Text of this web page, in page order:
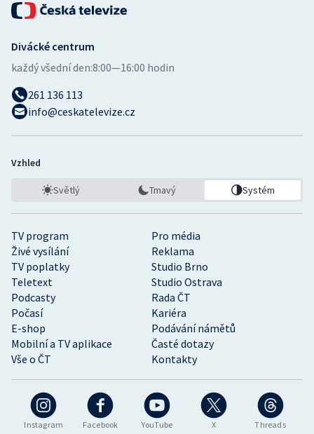
Instagram Facebook YouTube X Threads
TV program
Pro média
Živé vysílání
Reklama
TV poplatky
Studio Brno
Teletext
Studio Ostrava
Podcasty
Rada ČT
Počasí
Kariéra
E-shop
Podávání námětů
Mobilní a TV aplikace
Časté dotazy
Vše o ČT
Kontakty
Divácké centrum
každý všední den:8:00—16:00 hodin
261 136 113
info@ceskatelevize.cz
Vzhled
Světlý Tmavý Systém